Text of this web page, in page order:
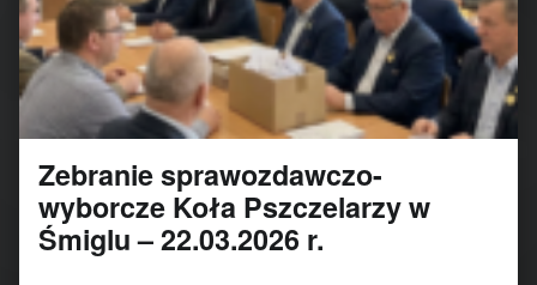
Zebranie sprawozdawczo-
wyborcze Koła Pszczelarzy w
Śmiglu – 22.03.2026 r.